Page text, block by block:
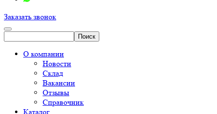
Заказать звонок
О компании
Новости
Склад
Вакансии
Отзывы
Справочник
Каталог